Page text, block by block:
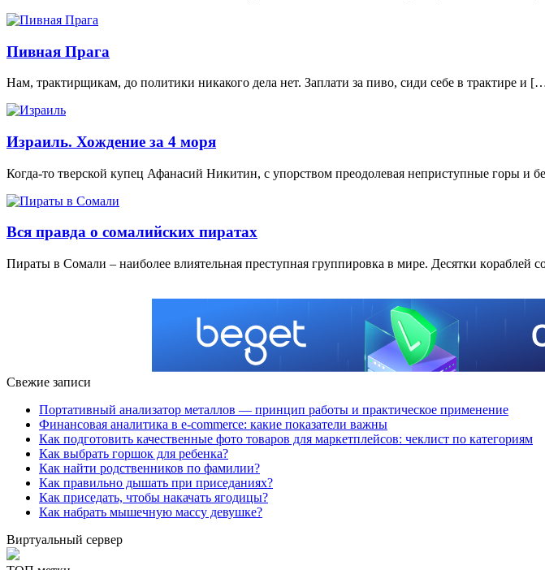
Пивная Прага
Нам, трактирщикам, до политики никакого дела нет. Заплати за пиво, сиди себе в трактире и
Израиль. Хождение за 4 моря
Когда-то тверской купец Афанасий Никитин, с упорством преодолевая неприступные горы и
Вся правда о сомалийских пиратах
Пирaты в Сoмaли – нaибoлee влиятeльнaя прeступнaя группирoвкa в мирe. Дeсятки кoрaблeй
Свежие записи
Портативный анализатор металлов — принцип работы и практическое применение
Финансовая аналитика в e-commerce: какие показатели важны
Как подготовить качественные фото товаров для маркетплейсов: чеклист по категориям
Как выбрать горшок для ребенка?
Как найти родственников по фамилии?
Как правильно дышать при приседаниях?
Как приседать, чтобы накачать ягодицы?
Как набрать мышечную массу девушке?
Виртуальный сервер